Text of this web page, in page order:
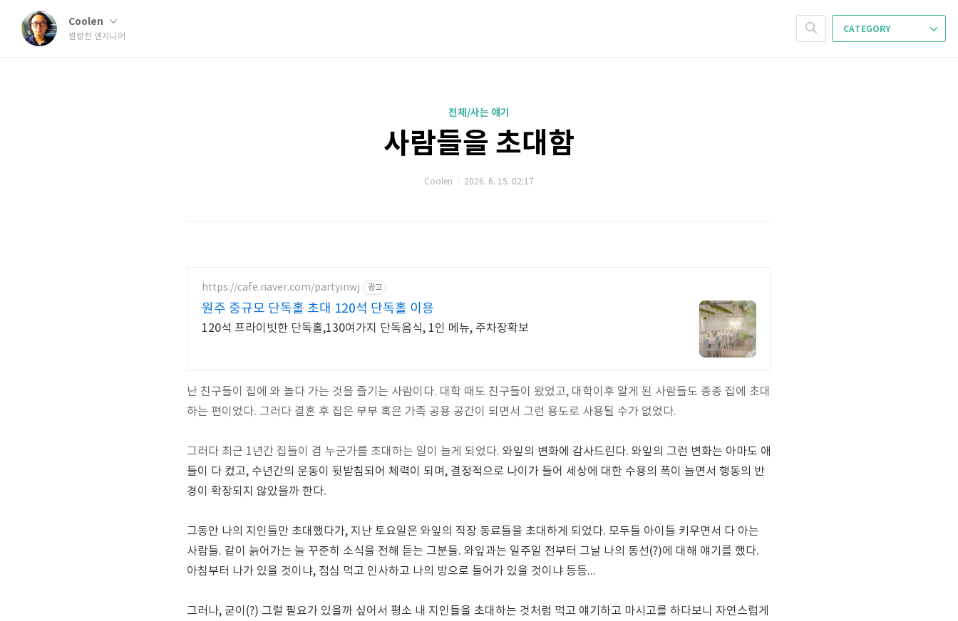
Coolen
썰렁한 엔지니어
CATEGORY
전체/사는 얘기
사람들을 초대함
Coolen 2026. 6. 15. 02:17
https://cafe.naver.com/partyinwj 광고
원주 중규모 단독홀 초대 120석 단독홀 이용
120석 프라이빗한 단독홀,130여가지 단독음식, 1인 메뉴, 주차장확보
난 친구들이 집에 와 놀다 가는 것을 즐기는 사람이다. 대학 때도 친구들이 왔었고, 대학이후 알게 된 사람들도 종종 집에 초대
하는 편이었다. 그러다 결혼 후 집은 부부 혹은 가족 공용 공간이 되면서 그런 용도로 사용될 수가 없었다.
그러다 최근 1년간 집들이 겸 누군가를 초대하는 일이 늘게 되었다. 와잎의 변화에 감사드린다. 와잎의 그런 변화는 아마도 애
들이 다 컸고, 수년간의 운동이 뒷받침되어 체력이 되며, 결정적으로 나이가 들어 세상에 대한 수용의 폭이 늘면서 행동의 반
경이 확장되지 않았을까 한다.
그동안 나의 지인들만 초대했다가, 지난 토요일은 와잎의 직장 동료들을 초대하게 되었다. 모두들 아이들 키우면서 다 아는
사람들. 같이 늙어가는 늘 꾸준히 소식을 전해 듣는 그분들. 와잎과는 일주일 전부터 그날 나의 동선(?)에 대해 얘기를 했다.
아침부터 나가 있을 것이냐, 점심 먹고 인사하고 나의 방으로 들어가 있을 것이냐 등등...
그러나, 굳이(?) 그럴 필요가 있을까 싶어서 평소 내 지인들을 초대하는 것처럼 먹고 얘기하고 마시고를 하다보니 자연스럽게